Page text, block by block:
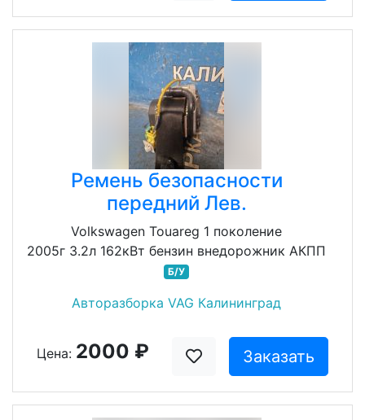
Ремень безопасности
передний Лев.
Volkswagen Touareg 1 поколение
2005г 3.2л 162кВт бензин внедорожник АКПП
Б/У
Авторазборка VAG Калининград
Цена: 2000 ₽ Заказать